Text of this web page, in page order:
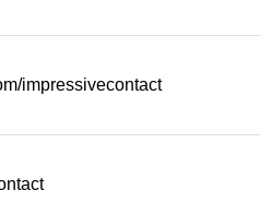
impressivecontact